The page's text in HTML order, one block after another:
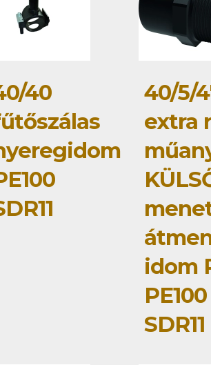
40
40/5/
extra
idom
PE100
SDR11